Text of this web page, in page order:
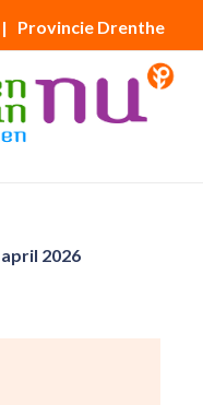
| Provincie Drenthe
2026